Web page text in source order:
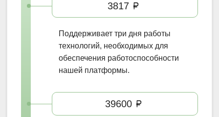
3817
Поддерживает три дня работы
технологий, необходимых для
обеспечения работоспособности
нашей платформы.
39600